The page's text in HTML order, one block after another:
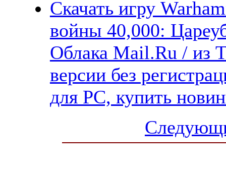
Скачать игру
войны 40,000:
Облака Mail.Ru / из
версии без
для PC, купить